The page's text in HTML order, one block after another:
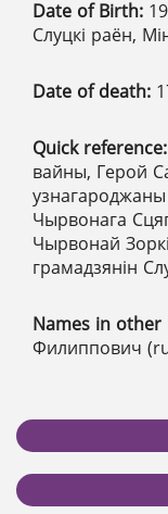
Date of Birth:
Слуцкі раён,
Date of death:
Quick reference:
вайны, Герой
Чырвонага
Чырвонай
грамадзянін
Names in other
Филиппович